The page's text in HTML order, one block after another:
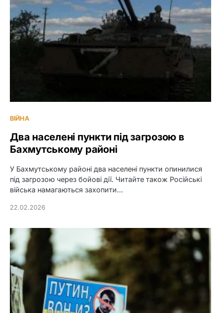
ВІЙНА
Два населені пункти під загрозою в
Бахмутському районі
У Бахмутському районі два населені пункти опинилися
під загрозою через бойові дії. Читайте також Російські
війська намагаються захопити…
22.02.2026